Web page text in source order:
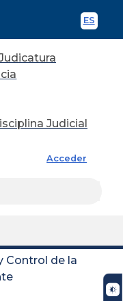
ES
Acceder
Control de la